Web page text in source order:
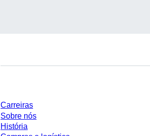
Carreiras
Sobre nós
História